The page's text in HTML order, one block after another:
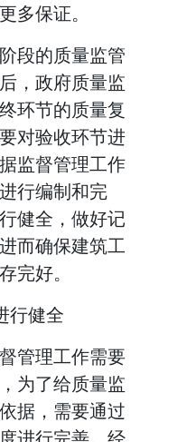
多保证。
段的质量监管
，政府质量监
环节的质量复
对验收环节进
监督管理工作
行编制和完
健全，做好记
而确保建筑工
完好。
行健全
管理工作需要
为了给质量监
据，需要通过